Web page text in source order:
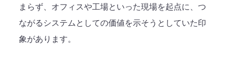
まらず、オフィスや工場といった現場を起点に、つ
ながるシステムとしての価値を示そうとしていた印
象があります。